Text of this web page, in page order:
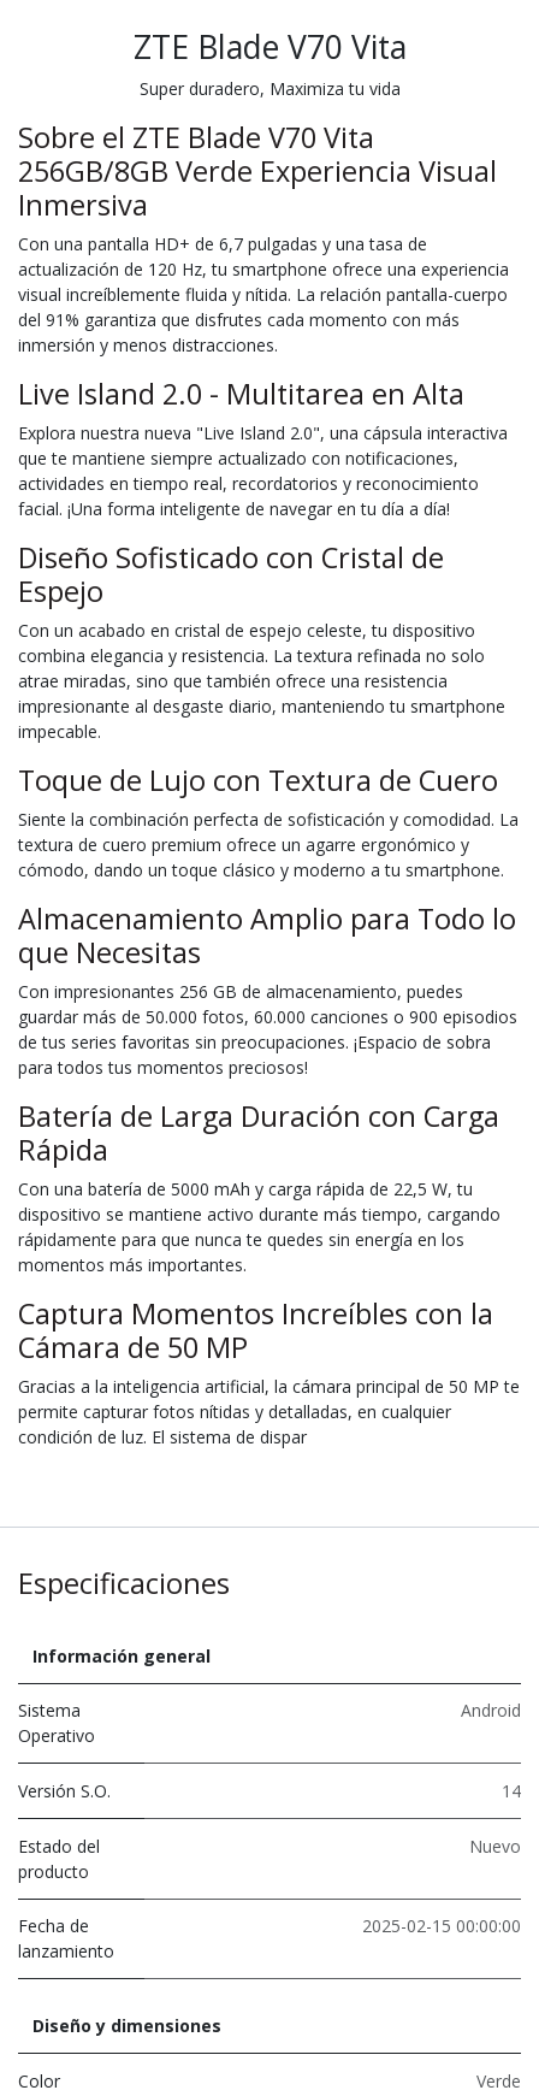
ZTE Blade V70 Vita
Super duradero, Maximiza tu vida
Sobre el ZTE Blade V70 Vita
256GB/8GB Verde Experiencia Visual
Inmersiva
Con una pantalla HD+ de 6,7 pulgadas y una tasa de
actualización de 120 Hz, tu smartphone ofrece una experiencia
visual increíblemente fluida y nítida. La relación pantalla-cuerpo
del 91% garantiza que disfrutes cada momento con más
inmersión y menos distracciones.
Live Island 2.0 - Multitarea en Alta
Explora nuestra nueva "Live Island 2.0", una cápsula interactiva
que te mantiene siempre actualizado con notificaciones,
actividades en tiempo real, recordatorios y reconocimiento
facial. ¡Una forma inteligente de navegar en tu día a día!
Diseño Sofisticado con Cristal de
Espejo
Con un acabado en cristal de espejo celeste, tu dispositivo
combina elegancia y resistencia. La textura refinada no solo
atrae miradas, sino que también ofrece una resistencia
impresionante al desgaste diario, manteniendo tu smartphone
impecable.
Toque de Lujo con Textura de Cuero
Siente la combinación perfecta de sofisticación y comodidad. La
textura de cuero premium ofrece un agarre ergonómico y
cómodo, dando un toque clásico y moderno a tu smartphone.
Almacenamiento Amplio para Todo lo
que Necesitas
Con impresionantes 256 GB de almacenamiento, puedes
guardar más de 50.000 fotos, 60.000 canciones o 900 episodios
de tus series favoritas sin preocupaciones. ¡Espacio de sobra
para todos tus momentos preciosos!
Batería de Larga Duración con Carga
Rápida
Con una batería de 5000 mAh y carga rápida de 22,5 W, tu
dispositivo se mantiene activo durante más tiempo, cargando
rápidamente para que nunca te quedes sin energía en los
momentos más importantes.
Captura Momentos Increíbles con la
Cámara de 50 MP
Gracias a la inteligencia artificial, la cámara principal de 50 MP te
permite capturar fotos nítidas y detalladas, en cualquier
condición de luz. El sistema de dispar
Especificaciones
Información general
Sistema
Operativo
Android
Versión S.O. 14
Estado del
producto
Nuevo
Fecha de
lanzamiento
2025-02-15 00:00:00
Diseño y dimensiones
Color Verde